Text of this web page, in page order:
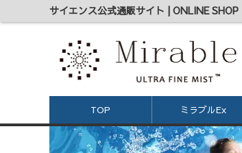
サイエンス公式通販サイト | ONLINE SHOP
TOP ミラブルEx